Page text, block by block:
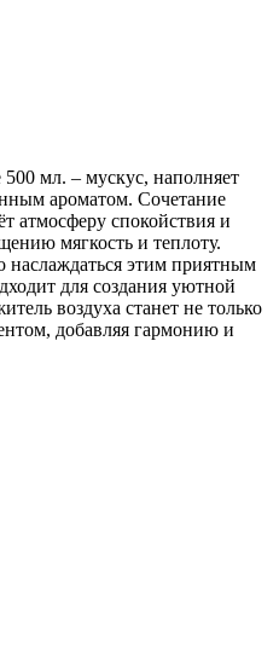
мл. – мускус, наполняет
ароматом. Сочетание
атмосферу спокойствия и
мягкость и теплоту.
наслаждаться этим приятным
для создания уютной
воздуха станет не только
добавляя гармонию и